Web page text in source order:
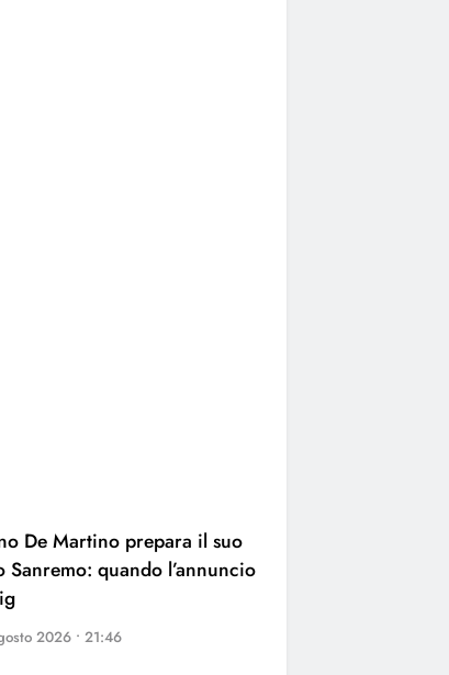
De Martino prepara il suo
Sanremo: quando l’annuncio
2026 • 21:46